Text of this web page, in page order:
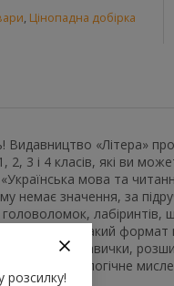
, Цінопадна добірка
«Літера»
2, 3 і 4 класів, які ви
мова та
немає значення, за
лабіринтів,
Упевнені — такий
навички,
логічне
розсилку!